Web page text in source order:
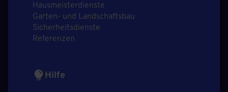
Hausmeisterdienste
Garten- und Landschaftsbau
Sicherheitsdienste
Referenzen
Hilfe